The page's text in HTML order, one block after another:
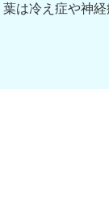
葉は冷え症や神